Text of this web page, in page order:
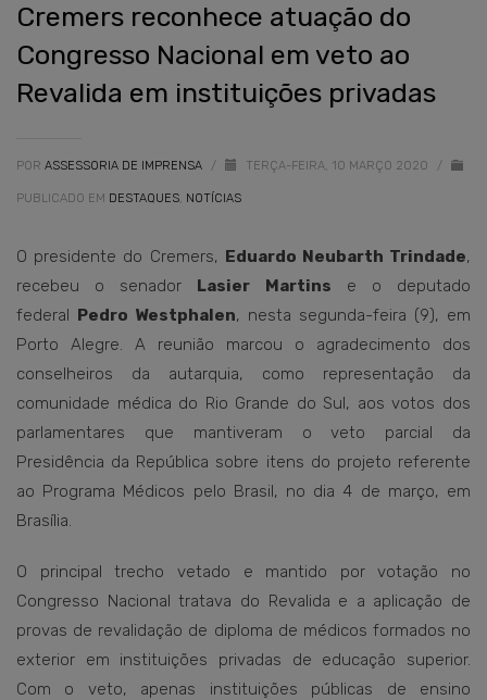
Cremers reconhece atuação do
Congresso Nacional em veto ao
Revalida em instituições privadas
POR ASSESSORIA DE IMPRENSA / TERÇA-FEIRA, 10 MARÇO 2020 /
PUBLICADO EM DESTAQUES, NOTÍCIAS
O presidente do Cremers, Eduardo Neubarth Trindade,
recebeu o senador Lasier Martins e o deputado
federal Pedro Westphalen, nesta segunda-feira (9), em
Porto Alegre. A reunião marcou o agradecimento dos
conselheiros da autarquia, como representação da
comunidade médica do Rio Grande do Sul, aos votos dos
parlamentares que mantiveram o veto parcial da
Presidência da República sobre itens do projeto referente
ao Programa Médicos pelo Brasil, no dia 4 de março, em
Brasília.
O principal trecho vetado e mantido por votação no
Congresso Nacional tratava do Revalida e a aplicação de
provas de revalidação de diploma de médicos formados no
exterior em instituições privadas de educação superior.
Com o veto, apenas instituições públicas de ensino